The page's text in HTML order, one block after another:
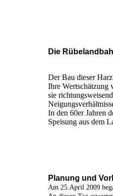
Die
Der Bau dieser
Ihre Wertschätzung
sie
In den 60er Jahren
Speisung aus dem
Planung und
Am 25.April 2009